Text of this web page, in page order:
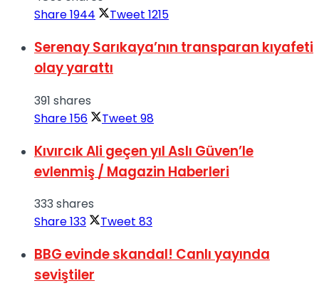
Share1944 Tweet 1215
Serenay Sarıkaya’nın transparan kıyafeti
olay yarattı
391 shares
Share156 Tweet 98
Kıvırcık Ali geçen yıl Aslı Güven’le
evlenmiş / Magazin Haberleri
333 shares
Share133 Tweet 83
BBG evinde skandal! Canlı yayında
seviştiler